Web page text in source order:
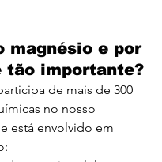
magnésio e por
tão importante?
de mais de 300
no nosso
está envolvido em